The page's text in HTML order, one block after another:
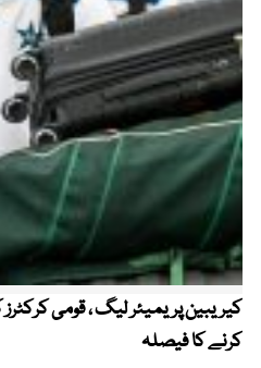
کرنے کا فیصلہ